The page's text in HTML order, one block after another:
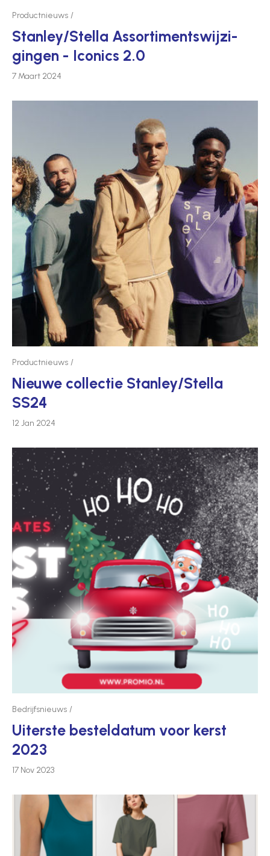
Productnieuws
Stanley/Stella Assor­tim­ent­swij­zi­
gingen - Iconics 2.0
7 Maart 2024
Productnieuws
Nieuwe collectie Stanley/Stella
SS24
12 Jan 2024
Bedrijfsnieuws
Uiterste besteldatum voor kerst
2023
17 Nov 2023